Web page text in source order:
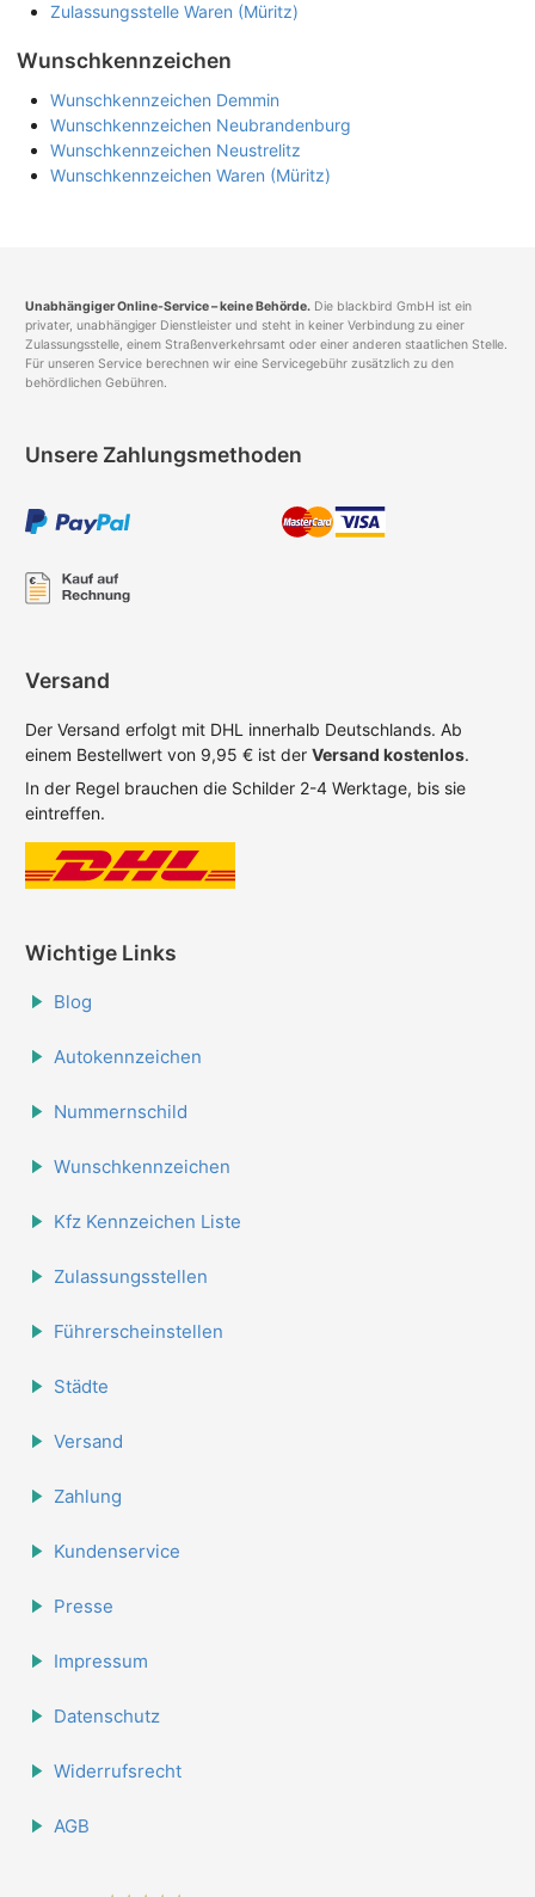
Zulassungsstelle Waren (Müritz)
Wunschkennzeichen
Wunschkennzeichen Demmin
Wunschkennzeichen Neubrandenburg
Wunschkennzeichen Neustrelitz
Wunschkennzeichen Waren (Müritz)
Unabhängiger Online-Service – keine Behörde. Die blackbird GmbH ist ein
privater, unabhängiger Dienstleister und steht in keiner Verbindung zu einer
Zulassungsstelle, einem Straßenverkehrsamt oder einer anderen staatlichen Stelle.
Für unseren Service berechnen wir eine Servicegebühr zusätzlich zu den
behördlichen Gebühren.
Unsere Zahlungsmethoden
Versand
Der Versand erfolgt mit DHL innerhalb Deutschlands. Ab
einem Bestellwert von 9,95 € ist der Versand kostenlos.
In der Regel brauchen die Schilder 2-4 Werktage, bis sie
eintreffen.
Wichtige Links
Blog
Autokennzeichen
Nummernschild
Wunschkennzeichen
Kfz Kennzeichen Liste
Zulassungsstellen
Führerscheinstellen
Städte
Versand
Zahlung
Kundenservice
Presse
Impressum
Datenschutz
Widerrufsrecht
AGB